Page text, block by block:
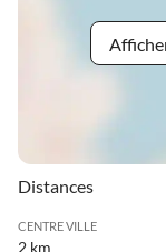
Distances
CENTRE VILLE
2 km